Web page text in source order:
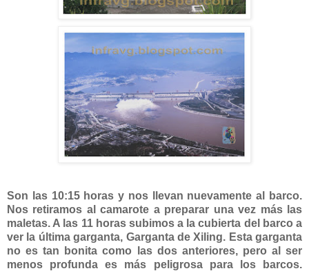
Son las 10:15 horas y nos llevan nuevamente al barco.
Nos retiramos al camarote a preparar una vez más las
maletas. A las 11 horas subimos a la cubierta del barco a
ver la última garganta, Garganta de Xiling. Esta garganta
no es tan bonita como las dos anteriores, pero al ser
menos profunda es más peligrosa para los barcos.